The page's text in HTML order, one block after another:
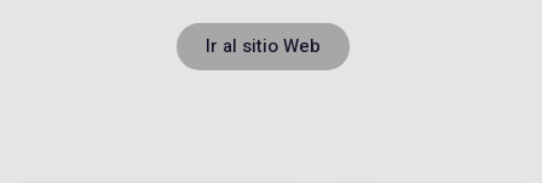
Ir al sitio Web